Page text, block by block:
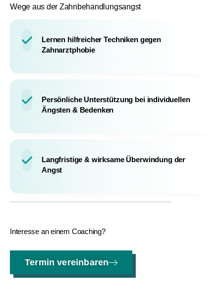
Wege aus der Zahnbehandlungsangst
Lernen hilfreicher Techniken gegen
Zahnarztphobie
Persönliche Unterstützung bei individuellen
Ängsten & Bedenken
Langfristige & wirksame Überwindung der
Angst
Interesse an einem Coaching?
Termin vereinbaren